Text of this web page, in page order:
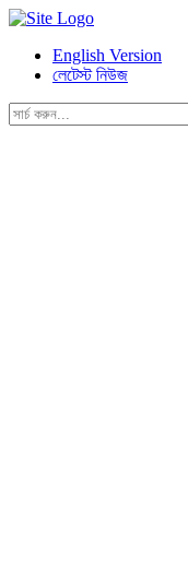
English Version
লেটেস্ট নিউজ